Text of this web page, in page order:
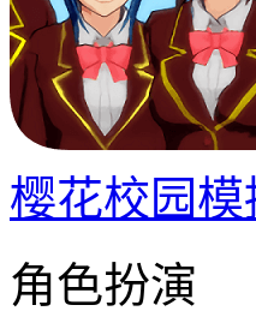
樱花校园模
角色扮演